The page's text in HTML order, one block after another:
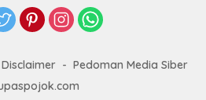
Disclaimer
Pedoman Media Siber